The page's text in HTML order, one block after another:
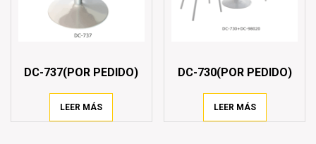
DC-737(POR PEDIDO)
LEER MÁS
DC-730(POR PEDIDO)
LEER MÁS